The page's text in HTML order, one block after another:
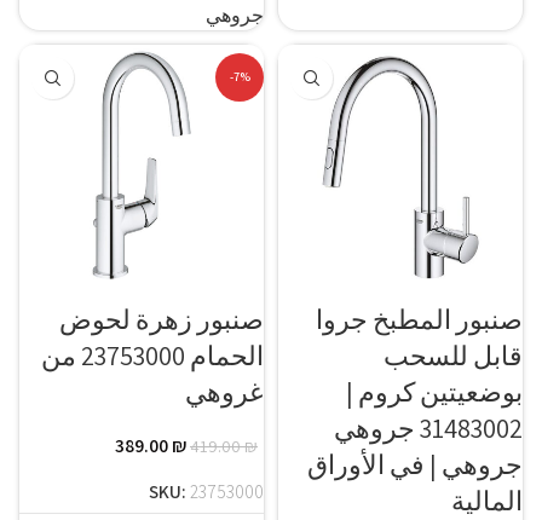
جروهي
صنبور المطبخ جروا
قابل للسحب
بوضعيتين كروم |
31483002 جروهي
جروهي | في الأوراق
المالية
-7%
صنبور زهرة لحوض
الحمام 23753000 من
غروهي
419.00₪
389.00₪
SKU: 23753000